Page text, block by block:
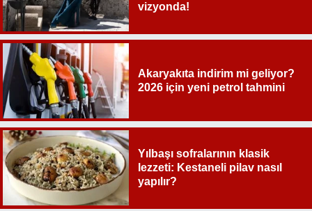
vizyonda!
Akaryakıta indirim mi geliyor?
2026 için yeni petrol tahmini
Yılbaşı sofralarının klasik
lezzeti: Kestaneli pilav nasıl
yapılır?